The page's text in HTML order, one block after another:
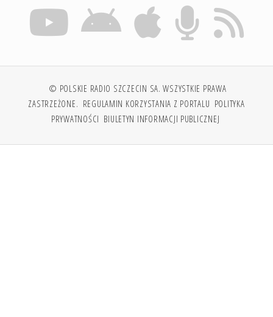
© POLSKIE RADIO SZCZECIN SA. WSZYSTKIE PRAWA
ZASTRZEŻONE. REGULAMIN KORZYSTANIA Z PORTALU POLITYKA
PRYWATNOŚCI BIULETYN INFORMACJI PUBLICZNEJ